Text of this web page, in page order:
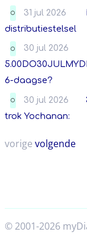
O 31 jul 2026
distributiestelsel
O
30 jul 2026
6-daagse?
O 30 jul 2026
trok Yochanan:
vorige volgende
© 2001-2026